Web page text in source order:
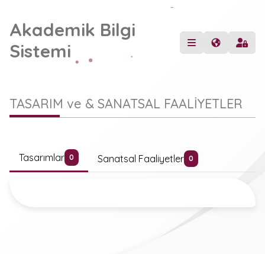
Akademik Bilgi
Sistemi
TASARIM ve & SANATSAL FAALİYETLER
Tasarımlar 0 Sanatsal Faaliyetler 0